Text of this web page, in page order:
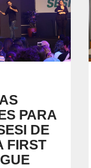
são instigados a
mais
EJA
PARA
DE
FIRST